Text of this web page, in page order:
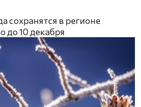
сохранятся в регионе
до 10 декабря